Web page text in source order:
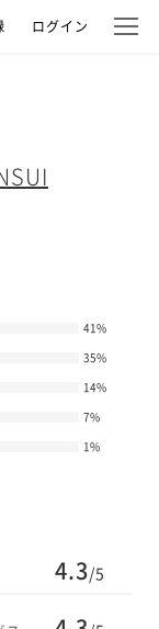
ログイン
41%
35%
14%
7%
1%
4.3/5